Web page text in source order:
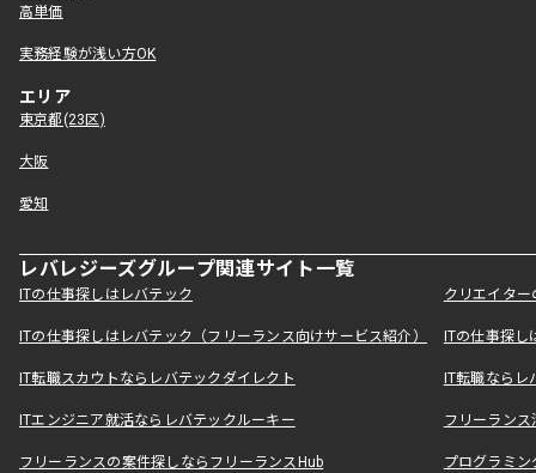
高単価
実務経験が浅い方OK
エリア
東京都(23区)
大阪
愛知
レバレジーズグループ関連サイト一覧
ITの仕事探しはレバテック クリエイタ
ITの仕事探しはレバテック（フリーランス向けサービス紹介） ITの仕事探
IT転職スカウトならレバテックダイレクト IT転職なら
ITエンジニア就活ならレバテックルーキー フリーラン
フリーランスの案件探しならフリーランスHub プログラミ